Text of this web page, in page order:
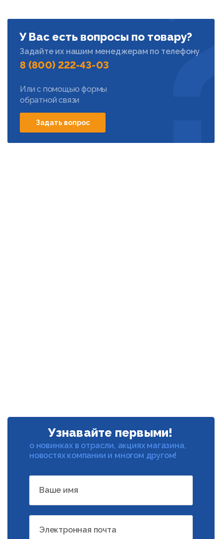
У Вас есть вопросы по товару?
Задайте их нашим менеджерам по телефону
8 (800) 222-43-03
Или с помощью формы
обратной связи
Задать вопрос
Узнавайте первыми!
о новинках в отрасли, акциях магазина,
новостях компании и многом другом!
Ваше имя
Электронная почта